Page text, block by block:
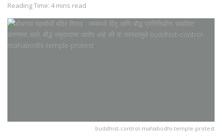
Reading Time: 4 mins read
buddhist-control-mahabodhi-temple-protest